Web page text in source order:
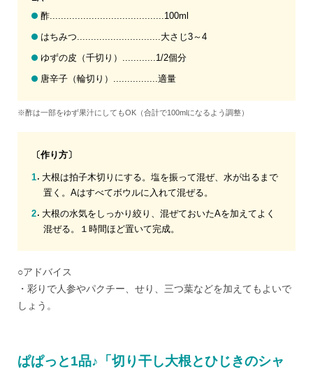
酢.........................................100ml
はちみつ..............................大さじ3～4
ゆずの皮（千切り）............1/2個分
唐辛子（輪切り）................適量
※酢は一部をゆず果汁にしてもOK（合計で100mlになるよう調整）
〔作り方〕
大根は拍子木切りにする。塩を振って混ぜ、水が出るまで
置く。Aはすべてボウルに入れて混ぜる。
大根の水気をしっかり絞り、混ぜておいたAを加えてよく
混ぜる。１時間ほど置いて完成。
○アドバイス
・彩りで人参やパクチー、せり、三つ葉などを加えてもよいで
しょう。
ぱぱっと1品♪「切り干し大根とひじきのシャ